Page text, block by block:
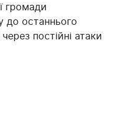
громади
до останнього
постійні атаки